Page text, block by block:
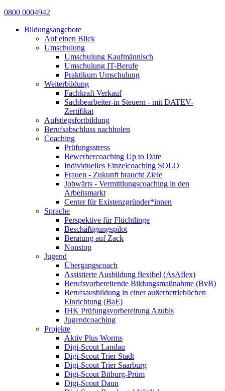
0800 0004942
Bildungsangebote
Auf einen Blick
Umschulung
Umschulung Kaufmännisch
Umschulung IT-Berufe
Praktikum Umschulung
Weiterbildung
Fachkraft Verkauf
Sachbearbeiter-in Steuern - mit DATEV-
Zertifikat
Aufstiegsfortbildung
Berufsabschluss nachholen
Coaching
Prüfungsstress
Bewerbercoaching Up to Date
Individuelles Einzelcoaching SOLO
Frauen - Zukunft braucht Ziele
Jobwärts - Vermittlungscoaching in den
Arbeitsmarkt
Center für Existenzgründer*innen
Sprache
Perspektive für Flüchtlinge
Beschäftigungspilot
Beratung auf Zack
Nonstop
Jugend
Übergangscoach
Assistierte Ausbildung flexibel (AsAflex)
Berufsvorbereitende Bildungsmaßnahme (BvB)
Berufsausbildung in einer außerbetrieblichen
Einrichtung (BaE)
IHK Prüfungsvorbereitung Azubis
Jugendcoaching
Projekte
Aktiv Plus Worms
Digi-Scout Landau
Digi-Scout Trier Stadt
Digi-Scout Trier Saarburg
Digi-Scout Bitburg-Prüm
Digi-Scout Daun